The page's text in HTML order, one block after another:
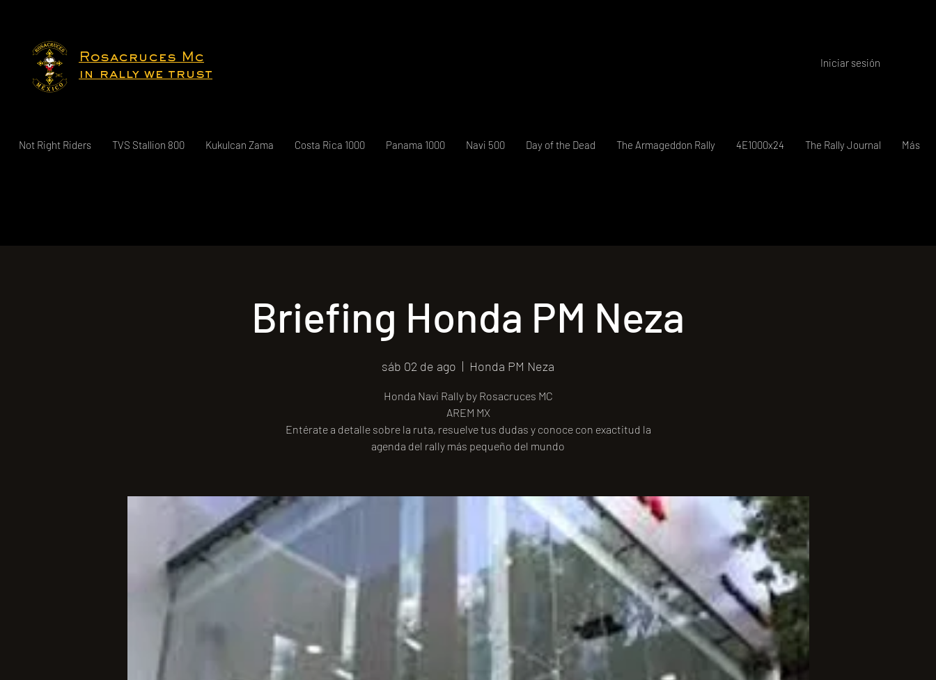
Rosacruces Mc
in rally we trust
Iniciar sesión
Not Right Riders TVS Stallion 800 Kukulcan Zama Costa Rica 1000 Panama 1000 Navi 500 Day of the Dead The Armageddon Rally 4E1000x24 The Rally Journal Más
Briefing Honda PM Neza
sáb 02 de ago
  |
Honda PM Neza
Honda Navi Rally by Rosacruces MC
AREM MX
Entérate a detalle sobre la ruta, resuelve tus dudas y conoce con exactitud la
agenda del rally más pequeño del mundo